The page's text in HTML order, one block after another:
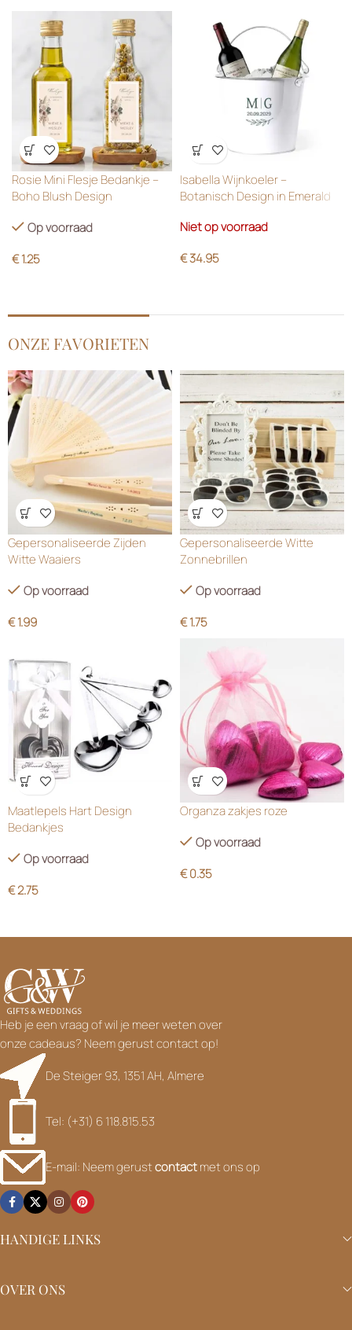
Wensenlijst
Rosie Mini Flesje Bedankje –
Boho Blush Design
Op voorraad
€1.25
Wensenlijst
Isabella Wijnkoeler –
Botanisch Design in Emerald
Niet op voorraad
€34.95
ONZE FAVORIETEN
Wensenlijst
Gepersonaliseerde Zijden
Witte Waaiers
Op voorraad
€1.99
Wensenlijst
Gepersonaliseerde Witte
Zonnebrillen
Op voorraad
€1.75
Wensenlijst
Maatlepels Hart Design
Bedankjes
Op voorraad
€2.75
Wensenlijst
Organza zakjes roze
Op voorraad
€0.35
Heb je een vraag of wil je meer weten over
onze cadeaus? Neem gerust contact op!
De Steiger 93, 1351 AH, Almere
Tel: (+31) 6 118.815.53
E-mail: Neem gerustcontactmet ons op
HANDIGE LINKS
OVER ONS